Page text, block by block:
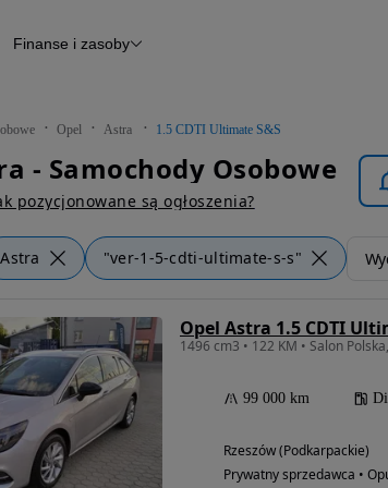
Raport z inspekcji
Otomoto News
Finanse i zasoby
Opel Astra 1.5 CDTI Ultimate S&S
- Samochody Osobowe
pozycjonowane są ogłoszenia?
Astra "ver-1-5-cdti-ultimate-s-s"
Opel Astra 1.5 CDTI
1496 cm3 • 122 KM • Salon
99 000 km
Rzeszów (Podkarpackie)
Prywatny sprzedawca •